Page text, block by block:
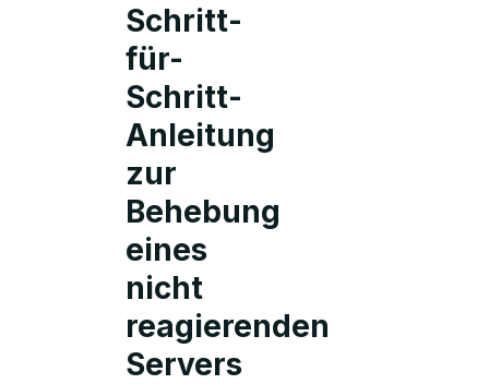
Schritt-
für-
Schritt-
Anleitung
zur
Behebung
eines
nicht
reagierenden
Servers